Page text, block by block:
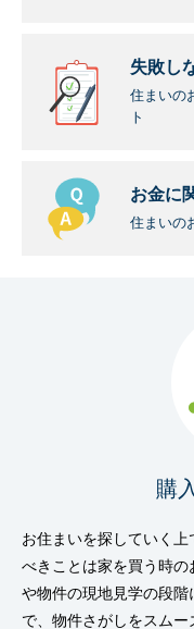
失敗し
住まいの
ト
お金に
住まいの
購
お住まいを探していく
べきことは家を買う時
や物件の現地見学の段階
で、物件さがしをスムー